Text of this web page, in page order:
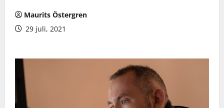
Maurits Östergren
29 juli, 2021